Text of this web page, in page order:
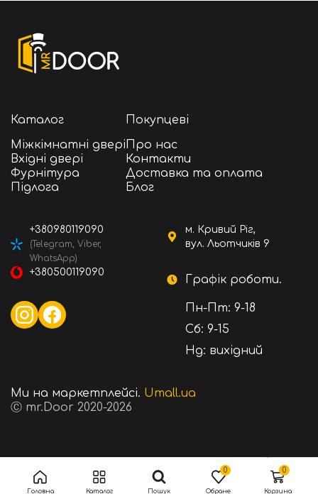
Головна Каталог Пошук
0
Обране
0
Корзина
Каталог
Міжкімнатні двері
Вхідні двері
Фурнітура
Підлога
Покупцеві
Про нас
Контакти
Доставка та оплата
Блог
м. Кривий Ріг,
вул. Льотчиків 9
Графік роботи.
Пн-Пт: 9-18
Сб: 9-15
Нд: вихідний
+380980119090
(Telegram, Viber,
WhatsApp)
+380500119090
Ⓒ mr.Door 2020-2026
Ми на маркетплейсі. Umall.ua